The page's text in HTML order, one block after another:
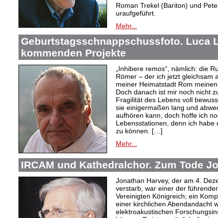
Roman Trekel (Bariton) und
uraufgeführt.
Mehr...
Geburtstagsschnappschussfoto. Luca
kommenden Projekte
„Inhibere remos“, nämlich: die
Römer – der ich jetzt gleichsam
meiner Heimatstadt Rom
Doch danach ist mir noch nicht
Fragilität des Lebens voll
sie einigermaßen lang und
aufhören kann, doch hoffe ich
Lebensstationen, denn ich
zu können. […]
Mehr...
IRCAM und Kathedralchor. Zum Tode
Jonathan Harvey, der am 4.
verstarb, war einer der
Vereinigten Königreich; ein
einer kirchlichen Abendandacht
elektroakustischen